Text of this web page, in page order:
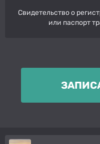
Свидетельство о
или паспорт